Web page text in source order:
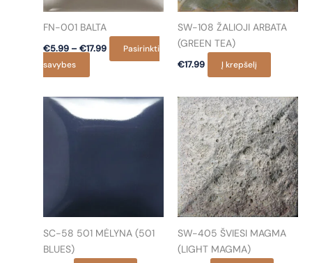
FN-001 BALTA
€5.99 – €17.99PricePasirinkti
savybes
product
has
the
product
SW-108 ŽALIOJI ARBATA
(GREEN TEA)
€17.99 Į krepšelį
SC-58 501 MĖLYNA (501
BLUES)
SW-405 ŠVIESI MAGMA
(LIGHT MAGMA)